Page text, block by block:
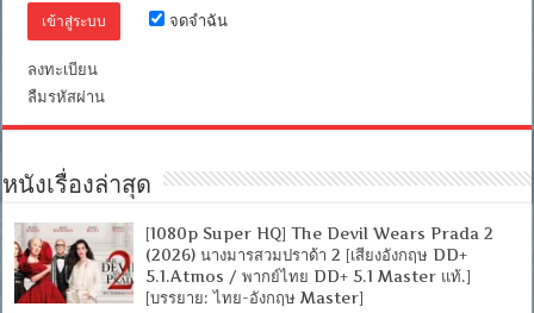
จดจำฉัน
ลงทะเบียน
ลืมรหัสผ่าน
หนังเรื่องล่าสุด
[1080p Super HQ] The Devil Wears Prada 2
(2026) นางมารสวมปราด้า 2 [เสียงอังกฤษ DD+
5.1.Atmos / พากย์ไทย DD+ 5.1 Master แท้.]
[บรรยาย: ไทย-อังกฤษ Master]